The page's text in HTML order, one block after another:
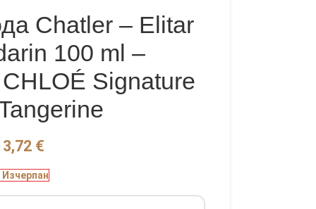
Chatler – Elitar
100 ml –
Signature
€
Изчерпан